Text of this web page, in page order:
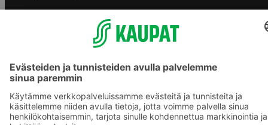
S-ostoslista -sovellus
Prisma.fi
Sokos.fi
S-Pankki
Yhteishyvä